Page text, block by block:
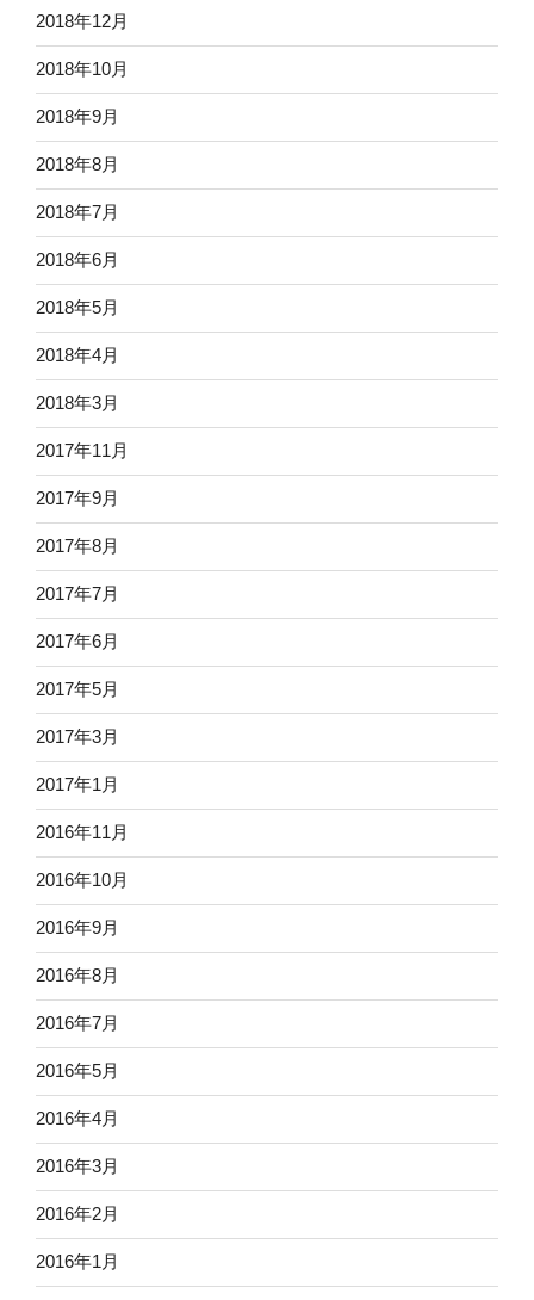
2018年12月
2018年10月
2018年9月
2018年8月
2018年7月
2018年6月
2018年5月
2018年4月
2018年3月
2017年11月
2017年9月
2017年8月
2017年7月
2017年6月
2017年5月
2017年3月
2017年1月
2016年11月
2016年10月
2016年9月
2016年8月
2016年7月
2016年5月
2016年4月
2016年3月
2016年2月
2016年1月